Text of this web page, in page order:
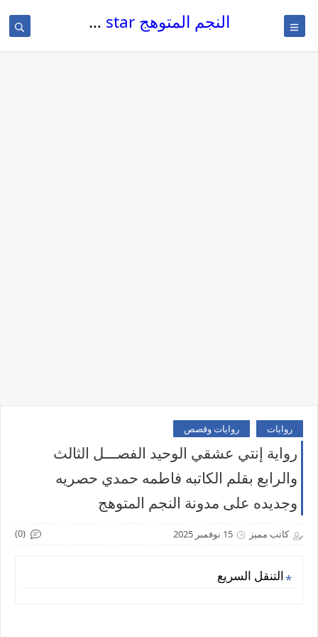
النجم المتوهج The glowing star
روايات روايات وقصص
رواية إنتي عشقي الوحيد الفصـــل الثالث
والرابع بقلم الكاتبه فاطمه حمدي حصريه
وجديده على مدونة النجم المتوهج
كاتب مميز 15 نوفمبر 2025 (0)
التنقل السريع